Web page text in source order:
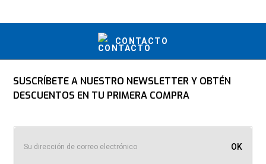
CONTACTO
SUSCRÍBETE A NUESTRO NEWSLETTER Y OBTÉN
DESCUENTOS EN TU PRIMERA COMPRA
OK